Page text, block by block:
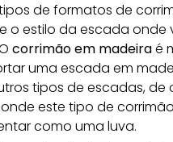
de formatos de
o estilo da escada onde
corrimão em madeiraé
uma escada em
tipos de escadas, de
este tipo de
como uma luva.